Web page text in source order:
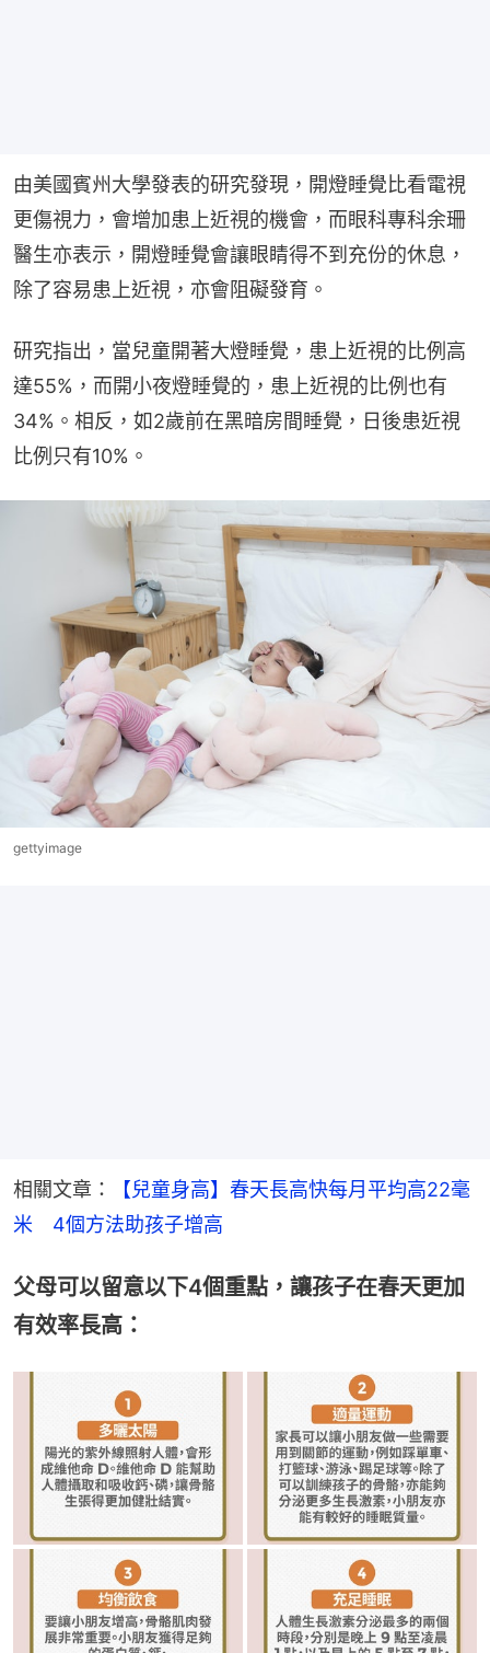
由美國賓州大學發表的研究發現，開燈睡覺比看電視
更傷視力，會增加患上近視的機會，而眼科專科余珊
醫生亦表示，開燈睡覺會讓眼睛得不到充份的休息，
除了容易患上近視，亦會阻礙發育。
研究指出，當兒童開著大燈睡覺，患上近視的比例高
達55%，而開小夜燈睡覺的，患上近視的比例也有
34%。相反，如2歲前在黑暗房間睡覺，日後患近視
比例只有10%。
gettyimage
相關文章：
【兒童身高】春天長高快每月平均高22毫
米　4個方法助孩子增高
父母可以留意以下4個重點，讓孩子在春天更加
有效率長高：